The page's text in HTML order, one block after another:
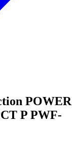
POWER
P PWF-